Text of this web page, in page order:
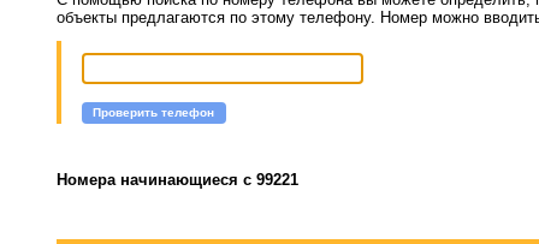
объекты предлагаются по этому телефону. Номер можно
Проверить телефон
Номера начинающиеся с 99221